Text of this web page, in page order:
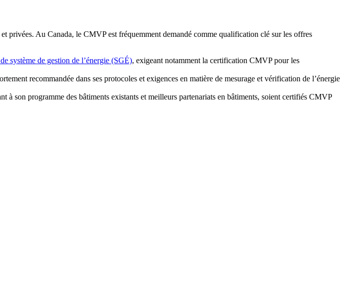
privées. Au Canada, le CMVP est fréquemment demandé comme qualification clé sur les offres
système de gestion de l’énergie (SGÉ), exigeant notamment la certification CMVP pour les
recommandée dans ses protocoles et exigences en matière de mesurage et vérification de l’énergie
son programme des bâtiments existants et meilleurs partenariats en bâtiments, soient certifiés CMVP